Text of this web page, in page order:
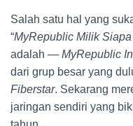
Salah satu hal yang
“MyRepublic Milik Siapa
adalah — MyRepublic
dari grup besar yang
Fiberstar. Sekarang
jaringan sendiri yang